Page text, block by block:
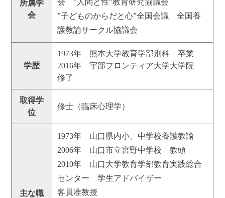
所属学
会
会 ”人間と性”教育研究協議会
”子どものからだと心”全国会議 全国養
護教諭サークル協議会
学歴
1973年 熊本大学教育学部別科 卒業
2016年 宇部フロンティア大学大学院
修了
取得学
位
修士（臨床心理学）
主な職
1973年 山口県内小、中学校養護教諭
2006年 山口市立宮野中学校 教頭
2010年 山口大学教育学部教育実践総合
センター 学生アドバイザー
客員准教授